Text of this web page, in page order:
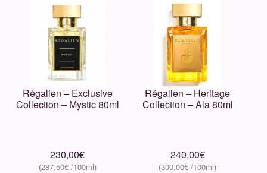
LengLing
Lord Milano
Lorenzo Villoresi
M. Micallef
Régalien – Exclusive
Collection – Mystic 80ml
230,00€
287,50€
Régalien – Heritage
Collection – Ala 80ml
240,00€
300,00€